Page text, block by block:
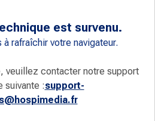
est survenu.
à rafraîchir votre navigateur.
veuillez contacter notre support
suivante :support-